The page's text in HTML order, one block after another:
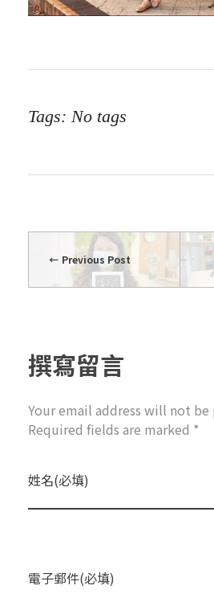
Tags: No tags
Previous Post
撰寫留言
Your email address will not be
Required fields are marked *
姓名(必填)
電子郵件(必填)